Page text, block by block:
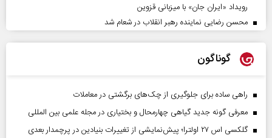
رویداد «ایران جان» با میزبانی قزوین
محسن رضایی نماینده رهبر انقلاب در شعام شد
گوناگون
راهی ساده برای جلوگیری از چک‌های برگشتی در معاملات
معرفی گونه جدید گیاهی چهارمحال و بختیاری در مجله علمی بین المللی
گلکسی اس ۲۷ اولترا؛ پیش‌نمایشی از تغییرات بنیادین در پرچمدار بعدی